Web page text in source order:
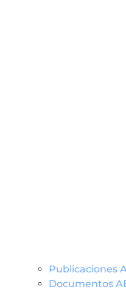
Publicaciones
Documentos